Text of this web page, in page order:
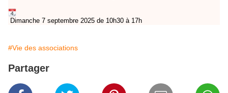
Dimanche 7 septembre 2025 de 10h30 à 17h
#Vie des associations
Partager